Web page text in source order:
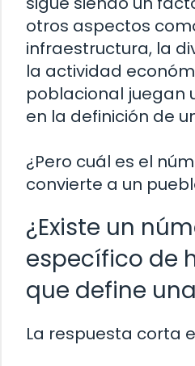
otros aspectos
infraestructura, la
la actividad
poblacional juegan
en la definición de
¿Pero cuál es el
convierte a un
¿Existe un
específico de
que define
La respuesta corta